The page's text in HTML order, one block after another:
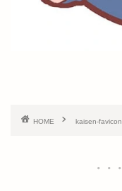
HOME kaisen-favicon